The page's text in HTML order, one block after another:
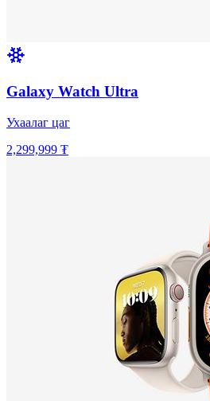
Galaxy Watch Ultra
Ухаалаг цаг
2,299,999 ₮